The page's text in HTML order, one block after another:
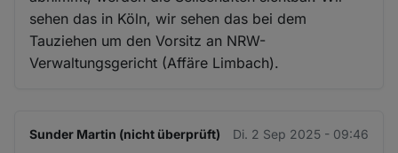
sehen das in Köln, wir sehen das bei dem
Tauziehen um den Vorsitz an NRW-
Verwaltungsgericht (Affäre Limbach).
Sunder Martin (nicht überprüft) Di. 2 Sep 2025 - 09:46